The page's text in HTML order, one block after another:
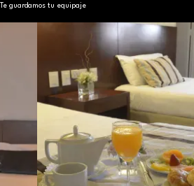
Te guardamos tu equipaje